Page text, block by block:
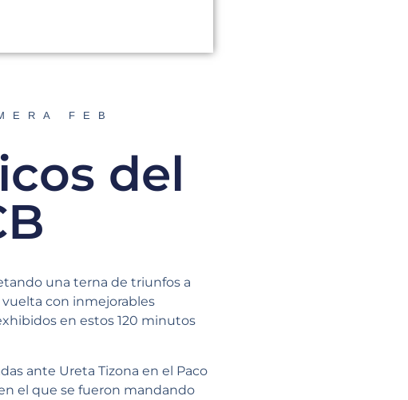
FEB
del
una terna de triunfos a
vuelta con inmejorables
en estos 120 minutos
ante Ureta Tizona en el Paco
el que se fueron mandando